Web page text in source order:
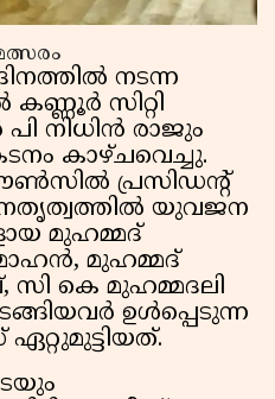
നടന്ന
സിറ്റി
നിധിൻ രാജും
കാഴ്ചവെച്ചു.
പ്രസിഡൻ്റ്
യുവജന
മുഹമ്മദ്
മുഹമ്മദ്
കെ മുഹമ്മദലി
ഉൾപ്പെടുന്ന